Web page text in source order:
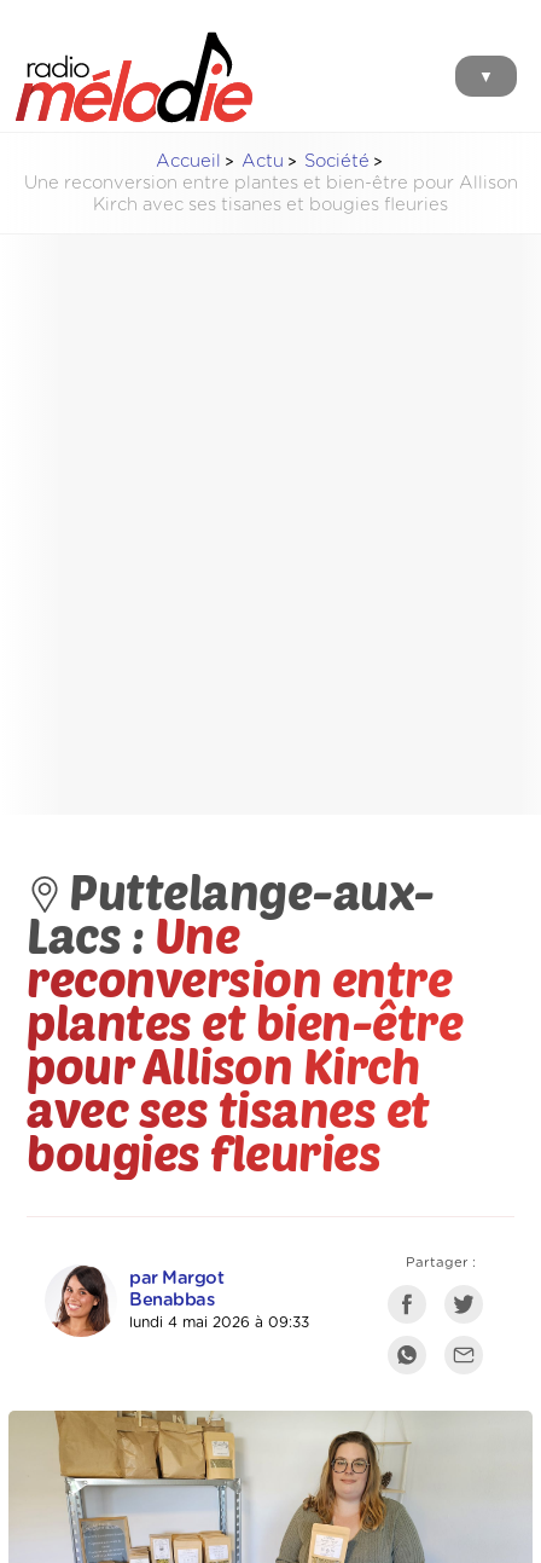
▼
Accueil Actu
Société
Une reconversion entre plantes et bien-être pour Allison
Kirch avec ses tisanes et bougies fleuries
Puttelange-aux-
Lacs : Une
reconversion entre
plantes et bien-être
pour Allison Kirch
avec ses tisanes et
bougies fleuries
par Margot
Benabbas
lundi 4 mai 2026 à 09:33
Partager :